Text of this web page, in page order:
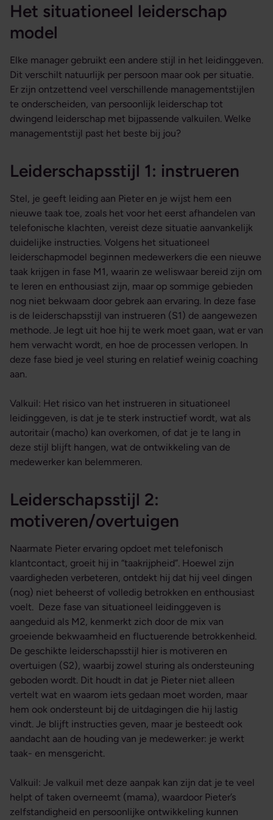
Het situationeel leiderschap
model
Elke manager gebruikt een andere stijl in het leidinggeven.
Dit verschilt natuurlijk per persoon maar ook per situatie.
Er zijn ontzettend veel verschillende managementstijlen
te onderscheiden, van persoonlijk leiderschap tot
dwingend leiderschap met bijpassende valkuilen. Welke
managementstijl past het beste bij jou?
Leiderschapsstijl 1: instrueren
Stel, je geeft leiding aan Pieter en je wijst hem een
nieuwe taak toe, zoals het voor het eerst afhandelen van
telefonische klachten, vereist deze situatie aanvankelijk
duidelijke instructies. Volgens het situationeel
leiderschapmodel beginnen medewerkers die een nieuwe
taak krijgen in fase M1, waarin ze weliswaar bereid zijn om
te leren en enthousiast zijn, maar op sommige gebieden
nog niet bekwaam door gebrek aan ervaring. In deze fase
is de leiderschapsstijl van instrueren (S1) de aangewezen
methode. Je legt uit hoe hij te werk moet gaan, wat er van
hem verwacht wordt, en hoe de processen verlopen. In
deze fase bied je veel sturing en relatief weinig coaching
aan.
Valkuil: Het risico van het instrueren in situationeel
leidinggeven, is dat je te sterk instructief wordt, wat als
autoritair (macho) kan overkomen, of dat je te lang in
deze stijl blijft hangen, wat de ontwikkeling van de
medewerker kan belemmeren.
Leiderschapsstijl 2:
motiveren/overtuigen
Naarmate Pieter ervaring opdoet met telefonisch
klantcontact, groeit hij in “taakrijpheid”. Hoewel zijn
vaardigheden verbeteren, ontdekt hij dat hij veel dingen
(nog) niet beheerst of volledig betrokken en enthousiast
voelt. Deze fase van situationeel leidinggeven is
aangeduid als M2, kenmerkt zich door de mix van
groeiende bekwaamheid en fluctuerende betrokkenheid.
De geschikte leiderschapsstijl hier is motiveren en
overtuigen (S2), waarbij zowel sturing als ondersteuning
geboden wordt. Dit houdt in dat je Pieter niet alleen
vertelt wat en waarom iets gedaan moet worden, maar
hem ook ondersteunt bij de uitdagingen die hij lastig
vindt. Je blijft instructies geven, maar je besteedt ook
aandacht aan de houding van je medewerker: je werkt
taak- en mensgericht.
Valkuil: Je valkuil met deze aanpak kan zijn dat je te veel
helpt of taken overneemt (mama), waardoor Pieter’s
zelfstandigheid en persoonlijke ontwikkeling kunnen